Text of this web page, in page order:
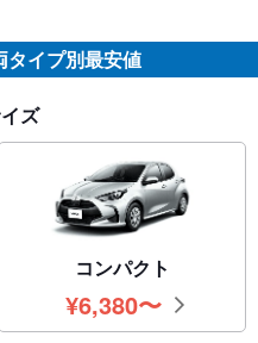
タイプ別最安値
ズ
コンパクト
¥6,380円
〜